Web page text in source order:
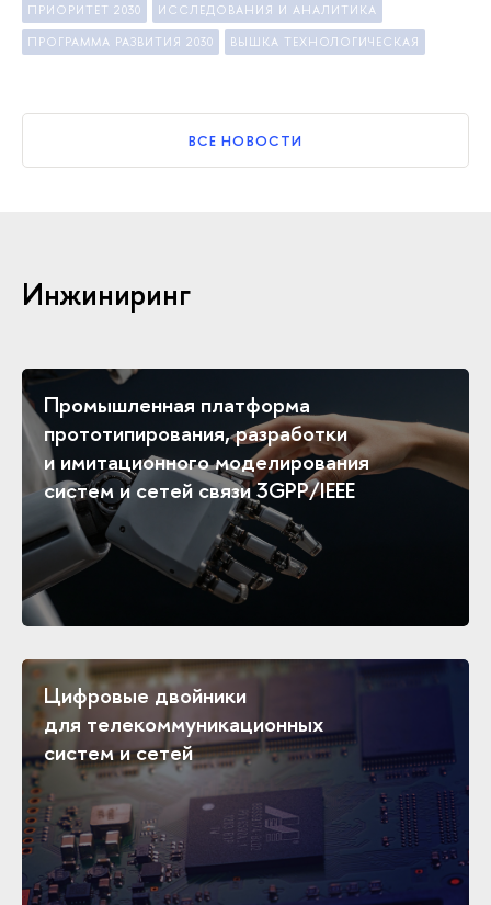
ПРИОРИТЕТ 2030 ИССЛЕДОВАНИЯ И АНАЛИТИКА
ПРОГРАММА РАЗВИТИЯ 2030 ВЫШКА ТЕХНОЛОГИЧЕСКАЯ
ВСЕ НОВОСТИ
Инжиниринг
Промышленная платформа
прототипирования, разработки
и имитационного моделирования
систем и сетей связи 3GPP/IEEE
Цифровые двойники
для телекоммуникационных
систем и сетей